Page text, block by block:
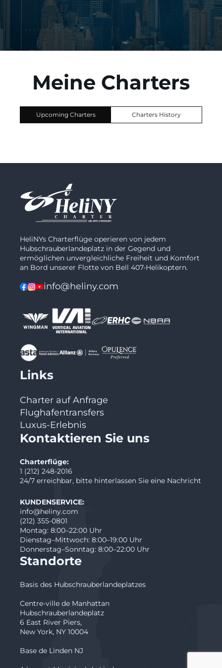
Meine Charters
Upcoming Charters Charters History
HeliNYs Charterflüge operieren von jedem
Hubschrauberlandeplatz in der Gegend und
ermöglichen unvergleichliche Freiheit und Komfort
an Bord unserer Flotte von Bell 407-Helikoptern.
info@heliny.com
Links
Charter auf Anfrage
Flughafentransfers
Luxus-Erlebnis
Kontaktieren Sie uns
Charterflüge:
1 (212) 248-2016
24/7 erreichbar, bitte hinterlassen Sie eine Nachricht
KUNDENSERVICE:
info@heliny.com
(212) 355-0801
Montag: 8:00–22:00 Uhr
Dienstag–Mittwoch: 8:00–19:00 Uhr
Donnerstag–Sonntag: 8:00–22:00 Uhr
Standorte
Basis des Hubschrauberlandeplatzes
Centre-ville de Manhattan
Hubschrauberlandeplatz
6 East River Piers,
New York, NY 10004
Base de Linden NJ